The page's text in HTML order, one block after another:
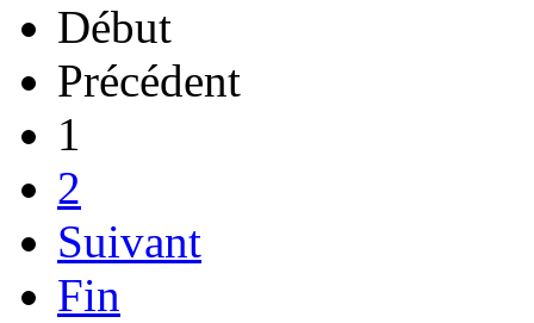
Début
Précédent
1
2
Suivant
Fin